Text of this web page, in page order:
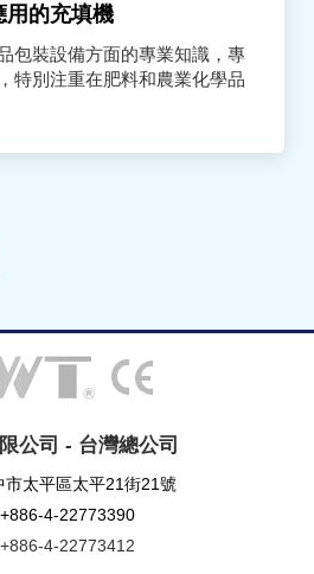
用的充填機
包裝設備方面的專業知識，專
特別注重在肥料和農業化學品
公司 - 台灣總公司
市太平區太平21街21號
+886-4-22773390
4-22773412